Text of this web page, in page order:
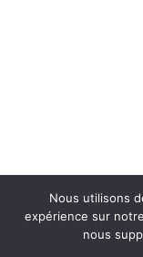
Nous utilisons
expérience sur
nous